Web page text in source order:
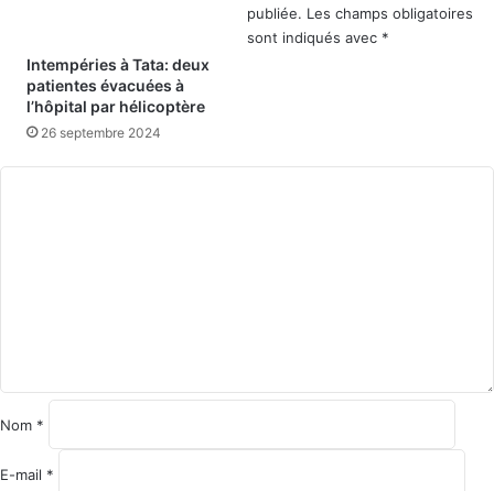
Intempéries à Tata: deux
patientes évacuées à
l’hôpital par hélicoptère
26 septembre 2024
publiée. Les champs obligatoires
sont indiqués avec *
r
e
Nom *
E-mail *